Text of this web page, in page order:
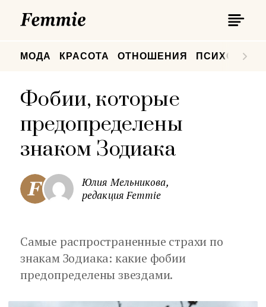
МОДА КРАСОТА ОТНОШЕНИЯ
Фобии, которые
предопределены
знаком Зодиака
Юлия Мельникова,
редакция Femmie
Самые распространенные страхи по
знакам Зодиака: какие фобии
предопределены звездами.